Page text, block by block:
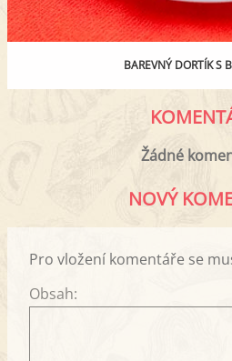
BAREVNÝ DORTÍK S
Žádné
NOVÝ
Pro vložení komentáře se
Obsah: